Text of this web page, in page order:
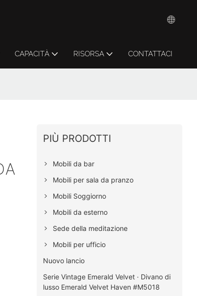
CAPACITÀ RISORSA CONTATTACI
PIÙ PRODOTTI
Mobili da bar
Mobili per sala da pranzo
Mobili Soggiorno
Mobili da esterno
Sede della meditazione
Mobili per ufficio
Nuovo lancio
Serie Vintage Emerald Velvet · Divano di
lusso Emerald Velvet Haven #M5018